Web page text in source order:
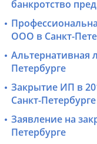
банкротство
ООО в Санкт-
Альтернативная
Петербурге
Закрытие ИП в
Санкт-Петербурге
Заявление на
Петербурге